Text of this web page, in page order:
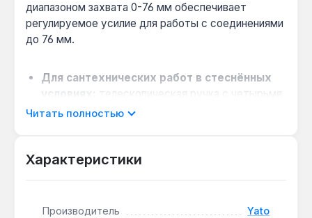
диапазоном захвата 0-76 мм обеспечивает
регулируемое усилие для работы с соединениями
до 76 мм.
Для сантехнических работ в стеснённых
условиях:
телескопическая ручка с четырьмя
фиксированными положениями от 400 до 550
за унитазом.
соединений на стальных трубах —
Читать полностью
Характеристики
Производитель Yato